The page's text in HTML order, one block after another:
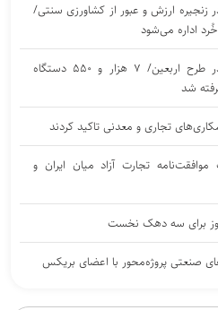
زنجیره ارزش و عبور از کشاورزی سنتی/
انجام ۲۰ هزار سفر اتوبوسی در طرح اربعین/ ۷ هزار و ۵۵۰ دستگاه
شد
تجاری و معدنی تاکید کردند
تجارت آزاد میان ایران و
برای سه دهک نخست
صنعتی پروژه‌محور با اعضای بریکس